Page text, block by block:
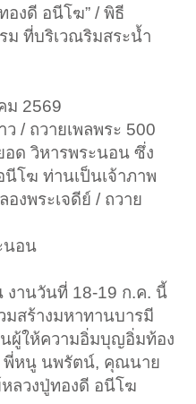
องดี อนีโฆ” / พิธี
ม ที่บริเวณริมสระน้ำ
ม 2569
ว / ถวายเพลพระ 500
ด วิหารพระนอน ซึ่ง
โฆ ท่านเป็นเจ้าภาพ
องพระเจดีย์ / ถวาย
นอน
งานวันที่ 18-19 ก.ค. นี้
สร้างมหาทานบารมี
นผู้ให้ความอิ่มบุญอิ่มท้อง
พี่หนู นพรัตน์, คุณนาย
ลวงปู่ทองดี อนีโฆ